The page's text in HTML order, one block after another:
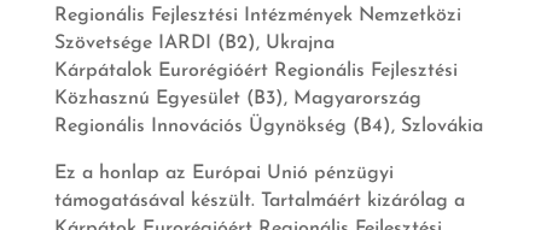
Regionális Fejlesztési Intézmények Nemzetközi
Szövetsége IARDI (B2), Ukrajna
Kárpátalok Eurorégióért Regionális Fejlesztési
Közhasznú Egyesület (B3), Magyarország
Regionális Innovációs Ügynökség (B4), Szlovákia
Ez a honlap az Európai Unió pénzügyi
támogatásával készült. Tartalmáért kizárólag a